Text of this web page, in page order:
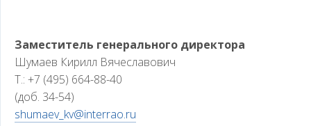
Заместитель генерального директора
Шумаев Кирилл Вячеславович
Т.: +7 (495) 664-88-40
(доб. 34-54)
shumaev_kv@interrao.ru